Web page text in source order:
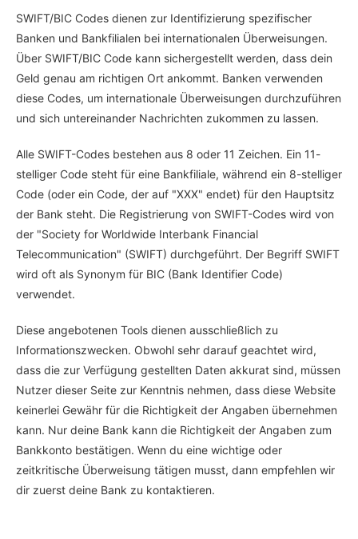
SWIFT/BIC Codes dienen zur Identifizierung spezifischer
Banken und Bankfilialen bei internationalen Überweisungen.
Über SWIFT/BIC Code kann sichergestellt werden, dass dein
Geld genau am richtigen Ort ankommt. Banken verwenden
diese Codes, um internationale Überweisungen durchzuführen
und sich untereinander Nachrichten zukommen zu lassen.
Alle SWIFT-Codes bestehen aus 8 oder 11 Zeichen. Ein 11-
stelliger Code steht für eine Bankfiliale, während ein 8-stelliger
Code (oder ein Code, der auf "XXX" endet) für den Hauptsitz
der Bank steht. Die Registrierung von SWIFT-Codes wird von
der "Society for Worldwide Interbank Financial
Telecommunication" (SWIFT) durchgeführt. Der Begriff SWIFT
wird oft als Synonym für BIC (Bank Identifier Code)
verwendet.
Diese angebotenen Tools dienen ausschließlich zu
Informationszwecken. Obwohl sehr darauf geachtet wird,
dass die zur Verfügung gestellten Daten akkurat sind, müssen
Nutzer dieser Seite zur Kenntnis nehmen, dass diese Website
keinerlei Gewähr für die Richtigkeit der Angaben übernehmen
kann. Nur deine Bank kann die Richtigkeit der Angaben zum
Bankkonto bestätigen. Wenn du eine wichtige oder
zeitkritische Überweisung tätigen musst, dann empfehlen wir
dir zuerst deine Bank zu kontaktieren.